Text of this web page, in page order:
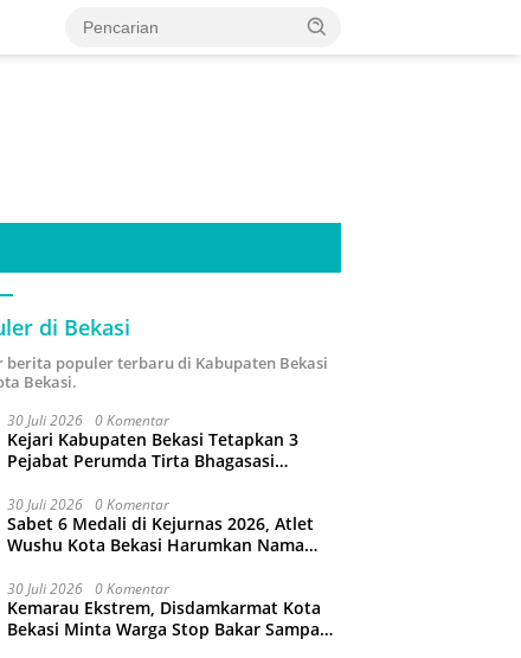
di Bekasi
berita populer terbaru di Kabupaten Bekasi
Bekasi.
30 Juli 2026 0 Komentar
Kejari Kabupaten Bekasi Tetapkan 3
Pejabat Perumda Tirta Bhagasasi
Miliar
30 Juli 2026 0 Komentar
Sabet 6 Medali di Kejurnas 2026, Atlet
Wushu Kota Bekasi Harumkan Nama
30 Juli 2026 0 Komentar
Kemarau Ekstrem, Disdamkarmat Kota
Bekasi Minta Warga Stop Bakar Sampah